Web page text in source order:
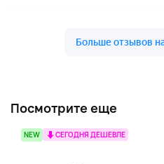
Посмотрите еще
NEW СЕГОДНЯ ДЕШЕВЛЕ